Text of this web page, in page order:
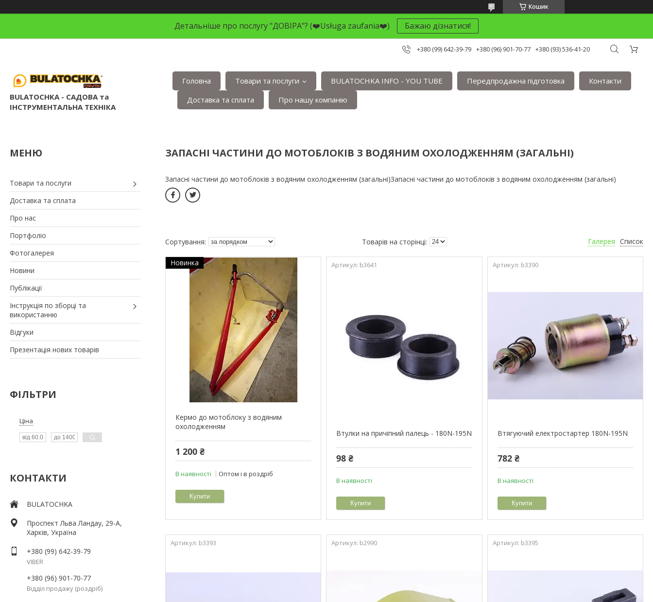
Кошик
Детальніше про послугу "ДОВІРА"? (❤️Usługa zaufania❤️) Бажаю дізнатися!
+380 (99) 642-39-79 +380 (96) 901-70-77 +380 (93) 536-41-20
BULATOCHKA - САДОВА та
ІНСТРУМЕНТАЛЬНА ТЕХНІКА
Головна Товари та послуги BULATOCHKA INFO - YOU TUBE Передпродажна підготовка
Контакти
Доставка та сплата
Про нашу компанію
Товари та послуги
Доставка та сплата
Про нас
Портфоліо
Фотогалерея
Новини
Публікації
Інструкція по зборці та
використанню
Відгуки
Презентація нових товарів
ФІЛЬТРИ
Ціна
КОНТАКТИ
BULATOCHKA
Проспект Льва Ландау, 29-А,
Харків, Україна
+380 (99) 642-39-79
VIBER
+380 (96) 901-70-77
Відділ продажу (роздріб)
ЗАПАСНІ ЧАСТИНИ ДО МОТОБЛОКІВ З ВОДЯНИМ ОХОЛОДЖЕННЯМ (ЗАГАЛЬНІ)
Запасні частини до мотоблоків з водяним охолодженням (загальні)Запасні частини до мотоблоків з водяним охолодженням (загальні)
Галерея Список
Новинка
Кермо до мотоблоку з водяним
охолодженням
1 200 ₴
В наявності Оптом і в роздріб
Купити
b3641
Втулки на причіпний палець - 180N-195N
98 ₴
В наявності
Купити
b3390
Втягуючий електростартер 180N-195N
782 ₴
В наявності
Купити
b3393 b2990 b3395